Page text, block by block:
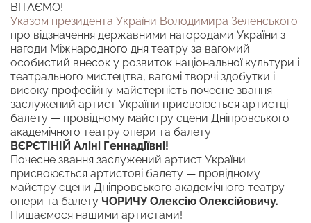
ВІТАЄМО!
Указом президента України Володимира Зеленського
про відзначення державними нагородами України з
нагоди Міжнародного дня театру за вагомий
особистий внесок у розвиток національної культури і
театрального мистецтва, вагомі творчі здобутки і
високу професійну майстерність почесне звання
заслужений артист України присвоюється артистці
балету — провідному майстру сцени Дніпровського
академічного театру опери та балету
ВЄРЄТІНІЙ Аліні Геннадіївні!
Почесне звання заслужений артист України
присвоюється артистові балету — провідному
майстру сцени Дніпровського академічного театру
опери та балету ЧОРИЧУ Олексію Олексійовичу.
Пишаємося нашими артистами!